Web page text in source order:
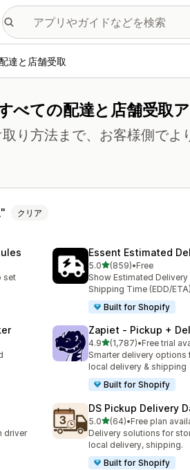
達と店舗受取
べての配達と店舗受取
り方法まで、お客様側でよ
クリア
set
Essent Estimated
5.05つ星中
(859)
合計レビュー数：859件
•Free
Show Estimated Delivery
Shipping Time (EDD/ETA)
Built for Shopify
Zapiet ‑ Pickup +
4.95つ星中
(1,787)
合計レビュー数：1787件
•Free trial
Smarter delivery options
local delivery & shipping
Built for Shopify
driver
DS Pickup Delivery
5.05つ星中
(64)
合計レビュー数：64件
•Free plan
Delivery solutions for
local delivery, shipping.
Built for Shopify